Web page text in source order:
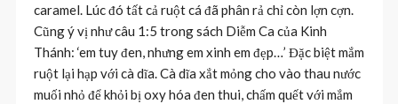
caramel. Lúc đó tất cả ruột cá đã phân rả chỉ còn lợn cợn.
Cũng ý vị như câu 1:5 trong sách Diễm Ca của Kinh
Thánh: ‘em tuy đen, nhưng em xinh em đẹp…’ Đặc biệt mắm
ruột lại hạp với cà dĩa. Cà dĩa xắt mỏng cho vào thau nước
muối nhỏ để khỏi bị oxy hóa đen thui, chấm quết với mắm